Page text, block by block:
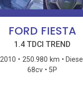
FORD FIESTA
1.4 TDCI TREND
2010 250.980 km
Diesel
68cv
5P